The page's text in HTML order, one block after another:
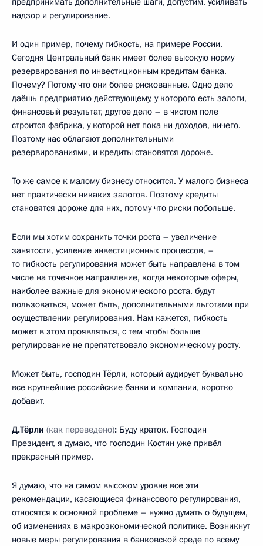
надзор и регулирование.
И один пример, почему гибкость, на примере России.
Сегодня Центральный банк имеет более высокую норму
резервирования по инвестиционным кредитам банка.
Почему? Потому что они более рискованные. Одно дело
даёшь предприятию действующему, у которого есть залоги,
финансовый результат, другое дело – в чистом поле
строится фабрика, у которой нет пока ни доходов, ничего.
Поэтому нас облагают дополнительными
резервированиями, и кредиты становятся дороже.
То же самое к малому бизнесу относится. У малого бизнеса
нет практически никаких залогов. Поэтому кредиты
становятся дороже для них, потому что риски побольше.
Если мы хотим сохранить точки роста – увеличение
занятости, усиление инвестиционных процессов, –
то гибкость регулирования может быть направлена в том
числе на точечное направление, когда некоторые сферы,
наиболее важные для экономического роста, будут
пользоваться, может быть, дополнительными льготами при
осуществлении регулирования. Нам кажется, гибкость
может в этом проявляться, с тем чтобы больше
регулирование не препятствовало экономическому росту.
Может быть, господин Тёрли, который аудирует буквально
все крупнейшие российские банки и компании, коротко
добавит.
Д.Тёрли (как переведено): Буду краток. Господин
Президент, я думаю, что господин Костин уже привёл
прекрасный пример.
Я думаю, что на самом высоком уровне все эти
рекомендации, касающиеся финансового регулирования,
относятся к основной проблеме – нужно думать о будущем,
об изменениях в макроэкономической политике. Возникнут
новые меры регулирования в банковской среде по всему